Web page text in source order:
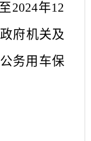
2024年12
府机关及
务用车保